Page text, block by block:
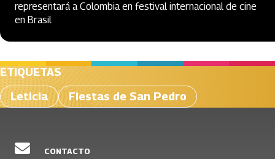
representará a Colombia en festival internacional de cine
en Brasil
ETIQUETAS
Leticia
Fiestas de San Pedro
CONTACTO